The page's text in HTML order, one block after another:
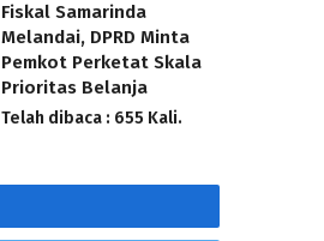
Fiskal Samarinda
Melandai, DPRD Minta
Pemkot Perketat Skala
Prioritas Belanja
Telah dibaca : 655 Kali.